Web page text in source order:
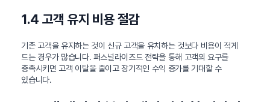
1.4 고객 유지 비용 절감
기존 고객을 유지하는 것이 신규 고객을 유치하는 것보다 비용이 적게
드는 경우가 많습니다. 퍼스널라이즈드 전략을 통해 고객의 요구를
충족시키면 고객 이탈을 줄이고 장기적인 수익 증가를 기대할 수
있습니다.